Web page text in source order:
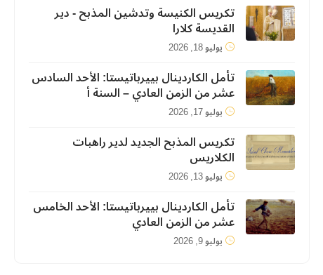
تكريس الكنيسة وتدشين المذبح - دير
القديسة كلارا
يوليو 18, 2026
تأمل الكاردينال بييرباتيستا: الأحد السادس
عشر من الزمن العادي – السنة أ
يوليو 17, 2026
تكريس المذبح الجديد لدير راهبات
الكلاريس
يوليو 13, 2026
تأمل الكاردينال بييرباتيستا: الأحد الخامس
عشر من الزمن العادي
يوليو 9, 2026